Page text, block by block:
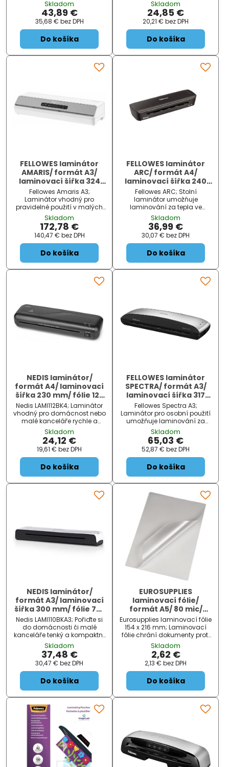
[minutes] 3 - 5 Peach Nr
PBP300 Laminating Speed
[mm/min] 250 For
Laminating Pouches up to
[microns] 2 x 125 Cutting
Method Rollenmesser / Ro
Skladom
43,89 €
35,68 € bez DPH
Do košíka
šířka: 235 mm - Rychlost
laminování: 250 mm/min -
Systém vytápění: 2 vyhřívané
válečky - Doba zahřívání: 3
až 5 min
Skladom
24,85 €
20,21 € bez DPH
Do košíka
FELLOWES laminátor
AMARIS/ formát A3/
laminovací šířka 324
mm/ fólie 80-175 mic/
bílo-šedý
Fellowes Amaris A3;
Laminátor vhodný pro
pravidelné použití v malých
až středně velkých
kancelářích. Umožňuje
laminování za tepla i za
studena ve formátu A3 bez
nutnosti použití ochranné
obálky. Díky systému...
Skladom
172,78 €
140,47 € bez DPH
Do košíka
FELLOWES laminátor
ARC/ formát A4/
laminovací šířka 240
mm/ fólie max 80 mic/
černý
Fellowes ARC; Stolní
laminátor umožňuje
laminování za tepla ve
formátu A4 . Je určený pro
příležitostnou laminaci
doma nebo v domácí
kanceláři. Vyznačuje se
snadnou obsluhou a
žádnými dalšími
nastaveními. Poku...
Skladom
36,99 €
30,07 € bez DPH
Do košíka
NEDIS laminátor/
formát A4/ laminovací
šířka 230 mm/ fólie 125
mic/ automatické
vypnutí/ teplý proces/
černý
Nedis LAMI112BK4; Laminátor
vhodný pro domácnost nebo
malé kanceláře rychle a
efektivně laminuje malé
plakáty, poznámky, ID karty,
vizitky, jídelní lístky nebo
cokoliv na papíru do velikosti
A4. Zařízení je vhodné...
Skladom
24,12 €
19,61 € bez DPH
Do košíka
FELLOWES laminátor
SPECTRA/ formát A3/
laminovací šířka 317
mm/ fólie 125 mic/
černo-stříbrný
Fellowes Spectra A3;
Laminátor pro osobní použití
umožňuje laminování za
tepla ve formátu A3 bez
nutnosti použití ochranné
obálky. Vyznačuje se
snadnou obsluhou a
žádnými dalšími
nastaveními. Díky systému
J...
Skladom
65,03 €
52,87 € bez DPH
Do košíka
NEDIS laminátor/
formát A3/ laminovací
šířka 300 mm/ fólie 75-
125 mic/ teplý a
studený proces/ bílá
Nedis LAMI110BKA3; Pořiďte si
do domácnosti či malé
kanceláře tenký a kompaktní
laminátor, který vám umožní
rychlou a efektivní aplikaci
ochranné vrstvy na průkazy
totožnosti či vizitky. Zařízení je
vhodné pro laminac...
Skladom
37,48 €
30,47 € bez DPH
Do košíka
EUROSUPPLIES
laminovací fólie/
formát A5/ 80 mic/
154x216 mm/ lesklé/ 100
pack
Eurosupplies laminovací fólie
154 x 216 mm; Laminovací
fólie chrání dokumenty proti
vlhku, prachu a znečištění, a
tím prodlouží jejich životnost.
Navíc zabrání případnému
zásahu do obsahu
dokumentů. Laminování
fotogra...
Skladom
2,62 €
2,13 € bez DPH
Do košíka